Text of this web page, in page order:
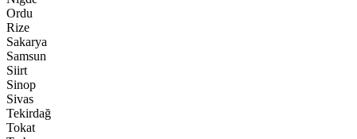
Ordu
Rize
Sakarya
Samsun
Siirt
Sinop
Sivas
Tekirdağ
Tokat